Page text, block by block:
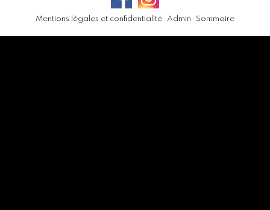
Mentions légales et confidentialité Admin Sommaire